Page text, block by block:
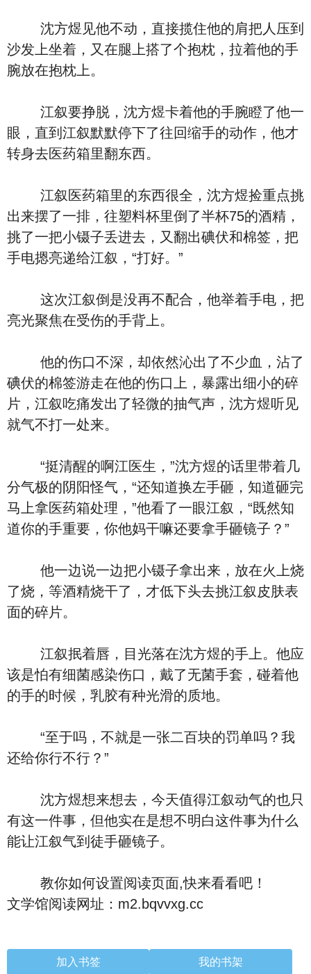
沈方煜见他不动，直接揽住他的肩把人压到
沙发上坐着，又在腿上搭了个抱枕，拉着他的手
腕放在抱枕上。
江叙要挣脱，沈方煜卡着他的手腕瞪了他一
眼，直到江叙默默停下了往回缩手的动作，他才
转身去医药箱里翻东西。
江叙医药箱里的东西很全，沈方煜捡重点挑
出来摆了一排，往塑料杯里倒了半杯75的酒精，
挑了一把小镊子丢进去，又翻出碘伏和棉签，把
手电摁亮递给江叙，“打好。”
这次江叙倒是没再不配合，他举着手电，把
亮光聚焦在受伤的手背上。
他的伤口不深，却依然沁出了不少血，沾了
碘伏的棉签游走在他的伤口上，暴露出细小的碎
片，江叙吃痛发出了轻微的抽气声，沈方煜听见
就气不打一处来。
“挺清醒的啊江医生，”沈方煜的话里带着几
分气极的阴阳怪气，“还知道换左手砸，知道砸完
马上拿医药箱处理，”他看了一眼江叙，“既然知
道你的手重要，你他妈干嘛还要拿手砸镜子？”
他一边说一边把小镊子拿出来，放在火上烧
了烧，等酒精烧干了，才低下头去挑江叙皮肤表
面的碎片。
江叙抿着唇，目光落在沈方煜的手上。他应
该是怕有细菌感染伤口，戴了无菌手套，碰着他
的手的时候，乳胶有种光滑的质地。
“至于吗，不就是一张二百块的罚单吗？我
还给你行不行？”
沈方煜想来想去，今天值得江叙动气的也只
有这一件事，但他实在是想不明白这件事为什么
能让江叙气到徒手砸镜子。
教你如何设置阅读页面,快来看看吧！
文学馆阅读网址：m2.bqvvxg.cc
加入书签 我的书架